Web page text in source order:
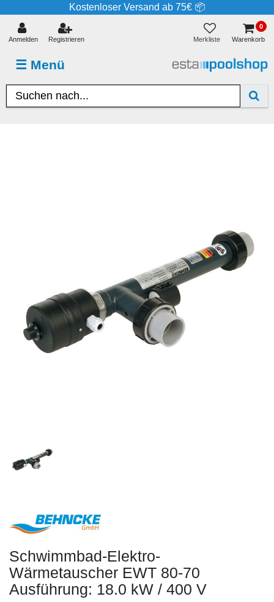
Kostenloser Versand ab 75€ 📦
☰ Menü
Anmelden Registrieren Merkliste
0
Warenkorb
Schwimmbad-Elektro-
Wärmetauscher EWT 80-70
Ausführung: 18.0 kW / 400 V